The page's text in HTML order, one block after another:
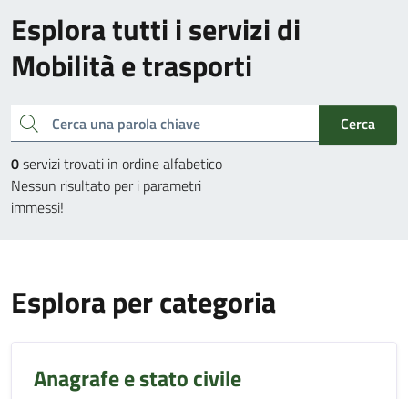
Esplora tutti i servizi di
Mobilità e trasporti
Cerca una parola chiave
Cerca
0servizi trovati in ordine alfabetico
Nessun risultato per i parametri
immessi!
Esplora per categoria
Anagrafe e stato civile